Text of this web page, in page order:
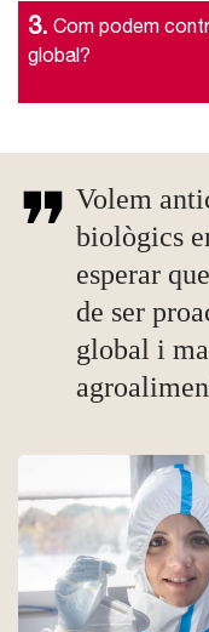
3. Com podem
global?
Volem
biològics
esperar
de ser
global i